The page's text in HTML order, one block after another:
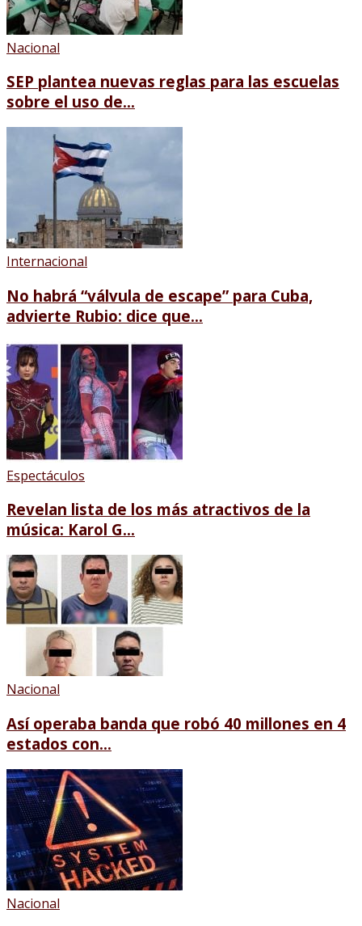
Nacional
SEP plantea nuevas reglas para las escuelas
sobre el uso de...
Internacional
No habrá “válvula de escape” para Cuba,
advierte Rubio: dice que...
Espectáculos
Revelan lista de los más atractivos de la
música: Karol G...
Nacional
Así operaba banda que robó 40 millones en 4
estados con...
Nacional